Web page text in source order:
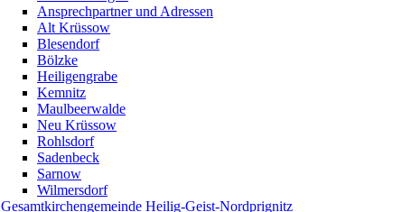
Ansprechpartner und Adressen
Alt Krüssow
Blesendorf
Bölzke
Heiligengrabe
Kemnitz
Maulbeerwalde
Neu Krüssow
Rohlsdorf
Sadenbeck
Sarnow
Wilmersdorf
Gesamtkirchengemeinde Heilig-Geist-Nordprignitz